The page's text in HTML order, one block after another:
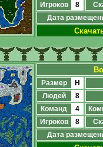
Игроков
8
Дата
Размер H
Людей
8
Команд
4
Игроков
8
Дата